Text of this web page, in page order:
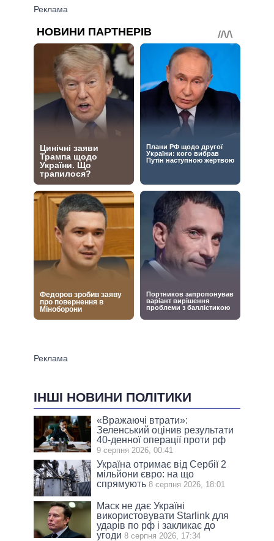
ІНШІ НОВИНИ ПОЛІТИКИ
«Вражаючі втрати»:
Зеленський оцінив результати
40-денної операції проти рф
9 серпня 2026, 00:41
Україна отримає від Сербії 2
мільйони євро: на що
спрямують 8 серпня 2026, 18:01
Маск не дає Україні
використовувати Starlink для
ударів по рф і закликає до
угоди 8 серпня 2026, 17:34